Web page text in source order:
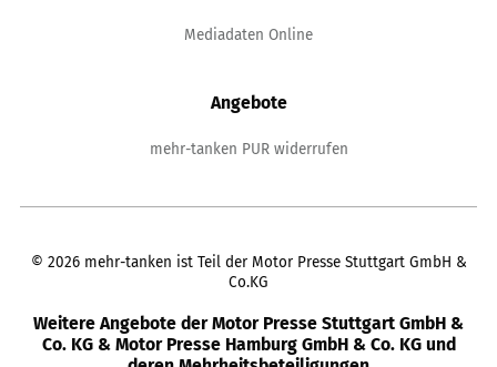
Mediadaten Online
Angebote
mehr-tanken PUR widerrufen
© 2026 mehr-tanken ist Teil der Motor Presse Stuttgart GmbH &
Co.KG
Weitere Angebote der Motor Presse Stuttgart GmbH &
Co. KG & Motor Presse Hamburg GmbH & Co. KG und